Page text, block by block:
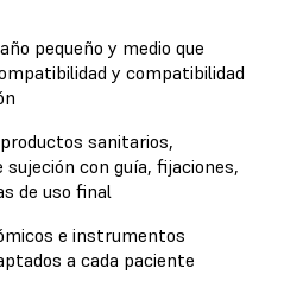
pequeño y medio que
y compatibilidad
sanitarios,
sujeción con guía, fijaciones,
de uso final
e instrumentos
a cada paciente